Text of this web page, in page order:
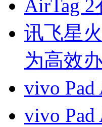
AirTag
讯飞星
为高效
vivo
vivo